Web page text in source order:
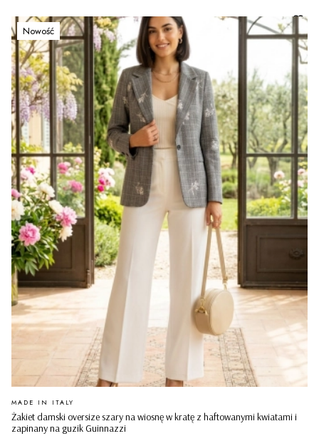
Nowość
Żakiet damski oversize szary na wiosnę w kratę z haftowanymi kwiatami i
zapinany na guzik Guinnazzi
PRODUCENT
MADE IN ITALY